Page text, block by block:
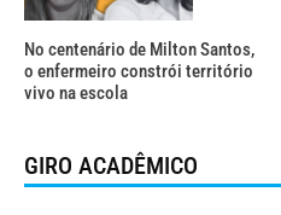
No centenário de Milton Santos,
o enfermeiro constrói território
vivo na escola
GIRO ACADÊMICO